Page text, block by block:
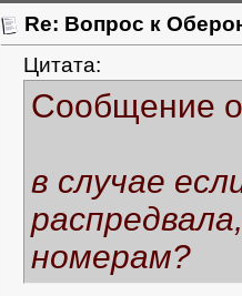
Re: Вопрос к
Цитата:
Сообщение
в случае
номерам?